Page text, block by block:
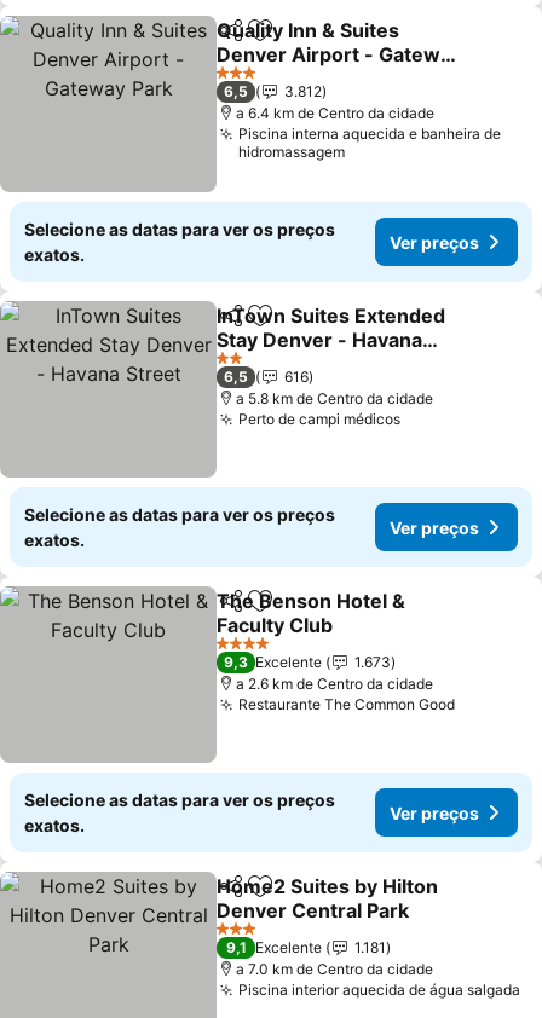
PartilharAdicionar aos favoritos
Quality Inn & Suites
Denver Airport - Gateway
Park
3 Estrelas
6,5
3.812
a 6.4 km de Centro da cidade
Piscina interna aquecida e banheira de
hidromassagem
Selecione as datas para ver os preços
exatos.
Ver preços
PartilharAdicionar aos favoritos
InTown Suites Extended
Stay Denver - Havana
Street
2 Estrelas
6,5
616
a 5.8 km de Centro da cidade
Perto de campi médicos
Selecione as datas para ver os preços
exatos.
Ver preços
PartilharAdicionar aos favoritos
The Benson Hotel &
Faculty Club
4 Estrelas
9,3 Excelente
1.673
a 2.6 km de Centro da cidade
Restaurante The Common Good
Selecione as datas para ver os preços
exatos.
Ver preços
PartilharAdicionar aos favoritos
Home2 Suites by Hilton
Denver Central Park
3 Estrelas
9,1 Excelente
1.181
a 7.0 km de Centro da cidade
Piscina interior aquecida de água salgada